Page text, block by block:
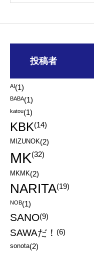
投稿者
AI(1)
BABA(1)
katou(1)
KBK(14)
MIZUNOK(2)
MK(32)
MKMK(2)
NARITA(19)
NOB(1)
SANO(9)
SAWAだ！ (6)
sonota(2)